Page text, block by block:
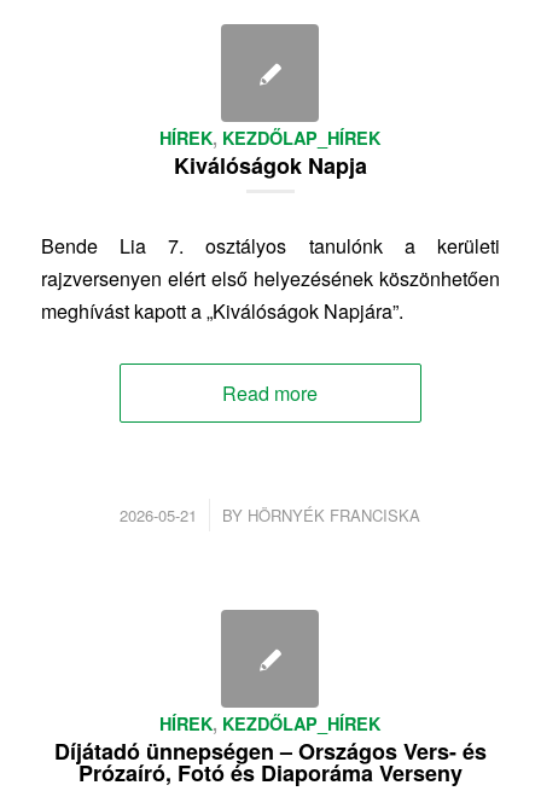
HÍREK, KEZDŐLAP_HÍREK
Kiválóságok Napja
Bende Lia 7. osztályos tanulónk a kerületi
rajzversenyen elért első helyezésének köszönhetően
meghívást kapott a „Kiválóságok Napjára”.
Read more
2026-05-21
/ BY HÖRNYÉK FRANCISKA
HÍREK, KEZDŐLAP_HÍREK
Díjátadó ünnepségen – Országos Vers- és
Prózaíró, Fotó és Diaporáma Verseny